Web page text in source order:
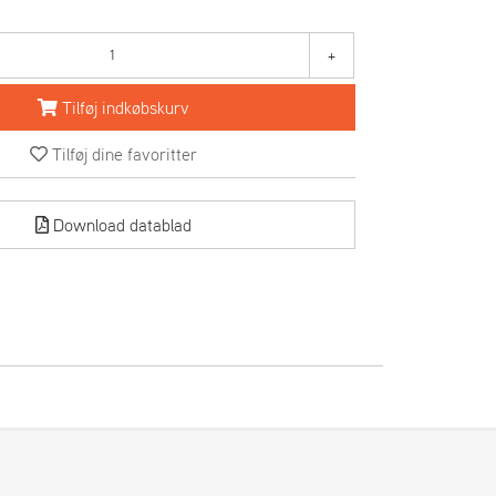
+
Tilføj indkøbskurv
Tilføj dine favoritter
Download datablad